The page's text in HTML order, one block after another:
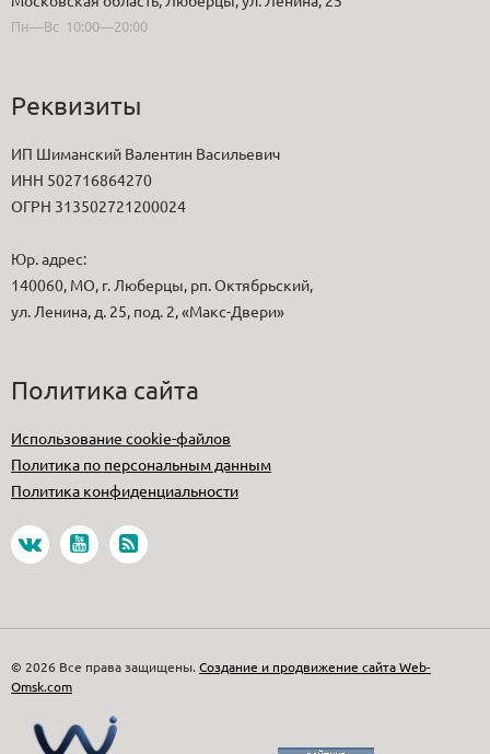
Пн—Вс 10:00—20:00
Реквизиты
ИП Шиманский Валентин Васильевич
ИНН 502716864270
ОГРН 313502721200024
Юр. адрес:
140060, МО, г. Люберцы, рп. Октябрьский,
ул. Ленина, д. 25, под. 2, «Макс-Двери»
Политика сайта
Использование cookie-файлов
Политика по персональным данным
Политика конфиденциальности
© 2026 Все права защищены. Создание и продвижение сайта Web-
Omsk.com